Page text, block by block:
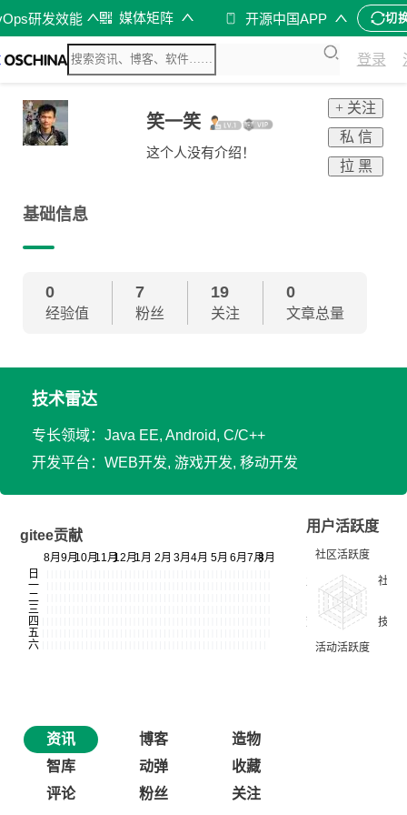
研发效能 媒体矩阵 开源中国APP 切
登录
笑一笑
这个人没有介绍！
+ 关注
私 信
拉 黑
基础信息
0
经验值
7
粉丝
19
关注
0
文章总量
技术雷达
专长领域：Java EE, Android, C/C++
开发平台：WEB开发, 游戏开发, 移动开发
gitee贡献
用户活跃度
资讯 博客
造物
智库
动弹
收藏
评论
粉丝 关注